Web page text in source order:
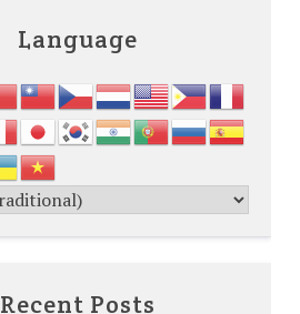
Language
Recent Posts